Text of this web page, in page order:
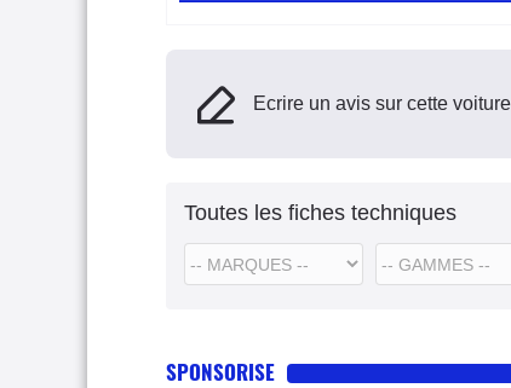
Ecrire un avis sur cette voiture
Toutes les fiches techniques
SPONSORISE